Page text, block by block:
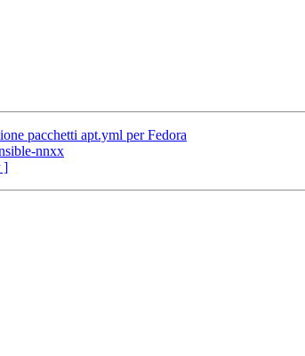
pacchetti apt.yml per Fedora
nnxx
]